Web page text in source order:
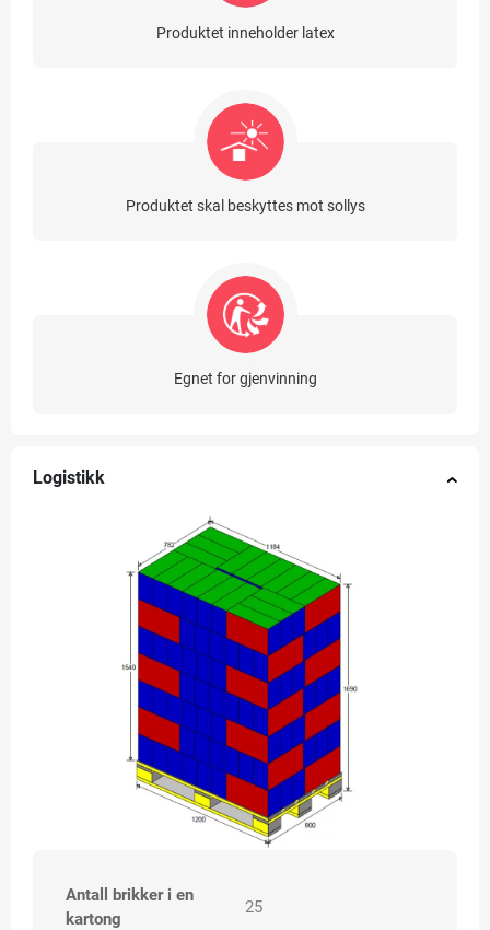
Produktet inneholder latex
Produktet skal beskyttes mot sollys
Egnet for gjenvinning
Logistikk
Antall brikker i en
kartong
25